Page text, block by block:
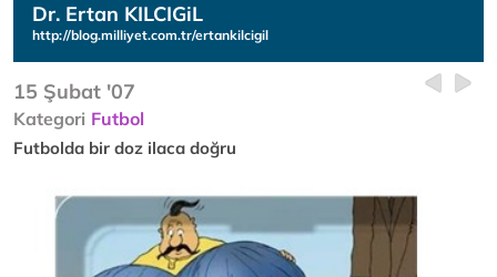
Dr. Ertan KILCIGiL
http://blog.milliyet.com.tr/ertankilcigil
15 Şubat '07
Kategori Futbol
Futbolda bir doz ilaca doğru